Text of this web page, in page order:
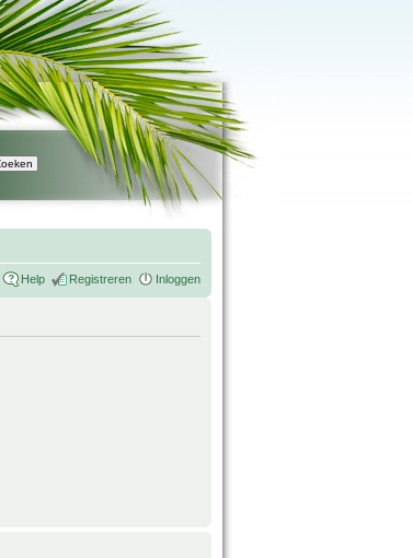
Help Registreren Inloggen